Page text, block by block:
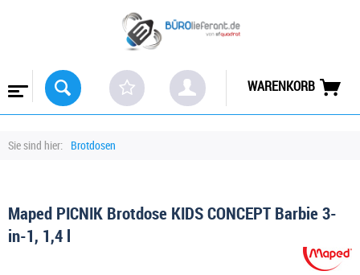
WARENKORB
Sie sind hier: Brotdosen
Maped PICNIK Brotdose KIDS CONCEPT Barbie 3-
in-1, 1,4 l